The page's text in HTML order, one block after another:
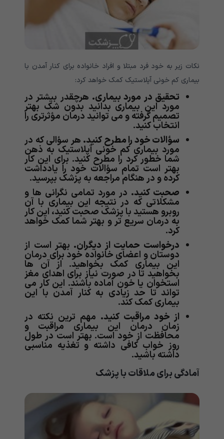
نکات زیر به خود فرد مبتلا و افراد خانواده برای کنار آمدن با
بیماری کم خونی آپلاستیک کمک خواهد کرد:
تحقیق در مورد بیماری. هرچقدر بیشتر در
مورد این بیماری بدانید بدون شک بهتر
تصمیم گرفته و می توانید درمان مؤثرتری را
انتخاب کنید.
سؤالات خود را مطرح کنید. هر سؤالی که در
مورد بیماری کم خونی آپلاستیک به ذهن
شما خطور کرد را مطرح کنید. برای این کار
بهتر است تمام سؤالات خود را یادداشت
کرده و در هنگام مراجعه به پزشک بپرسید.
صحبت کنید. در مورد تمامی نگرانی ها و
مشکلاتی که در نتیجه این بیماری با آن
روبرو هستید با پزشک صحبت کنید، این کار
به درمان سریع تر و بهتر شما کمک خواهد
کرد.
درخواست حمایت از دیگران. بهتر است از
دوستان و اعضای خانواده خود برای درمان
این بیماری کمک بخواهید. از آن ها
بخواهید تا در صورت نیاز برای اهدای مغز
استخوان یا خون آماده باشند. این کار می
تواند تا حد زیادی به کنار آمدن با این
بیماری کمک کند.
از خود مراقبت کنید. مهم ترین نکته در
زمان درمان این بیماری مراقبت و
محافظت از خود است. بهتر است در طول
روز خواب کافی داشته و تغذیه مناسبی
داشته باشید.
آمادگی برای ملاقات با پزشک